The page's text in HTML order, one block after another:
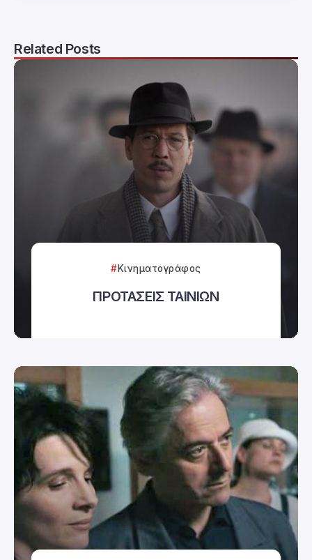
Related Posts
Κινηματογράφος
ΠΡΟΤΑΣΕΙΣ ΤΑΙΝΙΩΝ